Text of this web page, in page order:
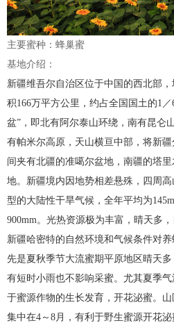
主要蜜种：蜂巢蜜
基地介绍：
新疆维吾尔自治区位于中国的西北部
积166万平方公里，约占全国国土的1
盆”，即北有阿尔泰山环绕，南有昆仑
有帕米尔高原，天山横亘中部，将新
间夹有北疆的准噶尔盆地，南疆的塔
地。新疆境内因地势相差悬殊，四周
型的大陆性干旱气候，全年平均为
900mm。光热资源极为丰富，晴天多，
新疆哈密特的自然环境和气候条件对
先是夏秋季节大流蜜期平原地区晴天
有短时小雨也不影响采蜜。尤其夏季
于蜜源作物的生长发育，开花泌蜜。
集中在4～8月，有利于野生蜜源开花